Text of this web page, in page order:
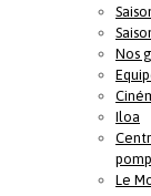
Nos
Iloa
Le